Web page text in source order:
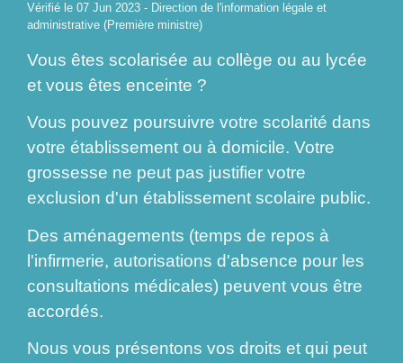
Vérifié le 07 Jun 2023 - Direction de l'information légale et
administrative (Première ministre)
Vous êtes scolarisée au collège ou au lycée
et vous êtes enceinte ?
Vous pouvez poursuivre votre scolarité dans
votre établissement ou à domicile. Votre
grossesse ne peut pas justifier votre
exclusion d'un établissement scolaire public.
Des aménagements (temps de repos à
l'infirmerie, autorisations d'absence pour les
consultations médicales) peuvent vous être
accordés.
Nous vous présentons vos droits et qui peut